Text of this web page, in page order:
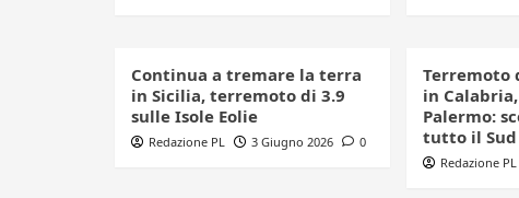
Continua a tremare la terra
in Sicilia, terremoto di 3.9
sulle Isole Eolie
Redazione PL 3 Giugno 2026 0
Terremoto
in
Palermo:
tutto il
Redazione PL